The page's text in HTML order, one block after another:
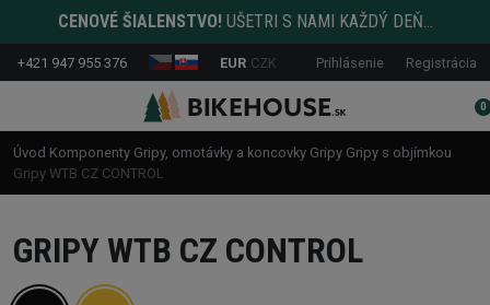
CENOVÉ ŠIALENSTVO! UŠETRI S NAMI KAŽDÝ DEŇ...
+421 947 955 376 EUR CZK Prihlásenie Registrácia
0
Úvod Komponenty Gripy, omotávky a koncovky Gripy Gripy s objímkou
Gripy WTB CZ CONTROL
GRIPY WTB CZ CONTROL